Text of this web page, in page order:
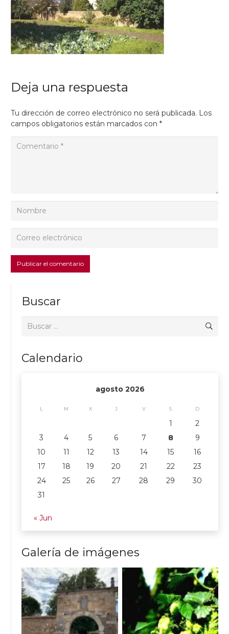
Deja una respuesta
Tu dirección de correo electrónico no será publicada. Los
campos obligatorios están marcados con *
Publicar el comentario
Buscar
Calendario
agosto 2026
L M X J V S D
1
2
3
4 5 6 7 8
9
10
11 12 13 14 15
16
17
18 19 20 21 22
23
24
25 26 27 28 29
30
31
« Jun
Galería de imágenes